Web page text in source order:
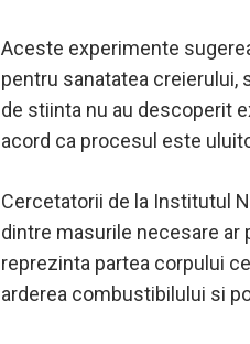
Aceste experimente
pentru sanatatea creierului,
de stiinta nu au descoperit
acord ca procesul este
Cercetatorii de la Institutul
dintre masurile necesare ar
reprezinta partea corpului
arderea combustibilului si